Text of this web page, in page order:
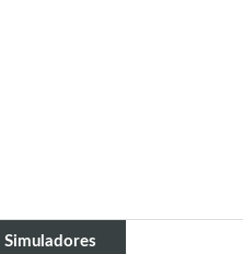
Simuladores